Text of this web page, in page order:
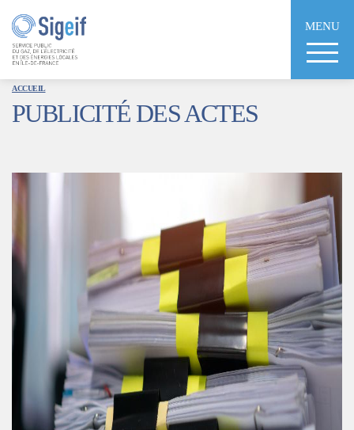
contenu
principal
MENU
ACCUEIL
PUBLICITÉ DES ACTES